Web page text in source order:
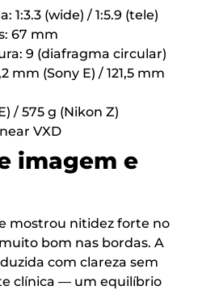
1:3.3 (wide) / 1:5.9 (tele)
67 mm
9 (diafragma circular)
mm (Sony E) / 121,5 mm
/ 575 g (Nikon Z)
VXD
imagem e
mostrou nitidez forte no
bom nas bordas. A
com clareza sem
clínica — um equilíbrio